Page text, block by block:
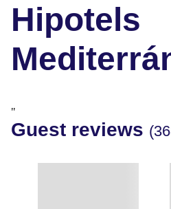
Hipotels
"
Guest reviews